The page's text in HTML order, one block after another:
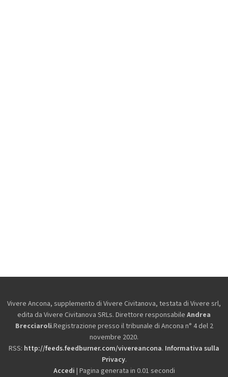
Vivere Ancona, supplemento di Vivere Civitanova, testata di Vivere srl,
edita da Vivere Civitanova SRLs. Direttore responsabile Andrea
Brecciaroli.Registrazione presso il tribunale di Ancona n° 4 del 2
novembre 2020.
RSS: http://feeds.feedburner.com/vivereancona. Informativa sulla
Privacy.
Accedi | Pagina generata in 0.01 secondi